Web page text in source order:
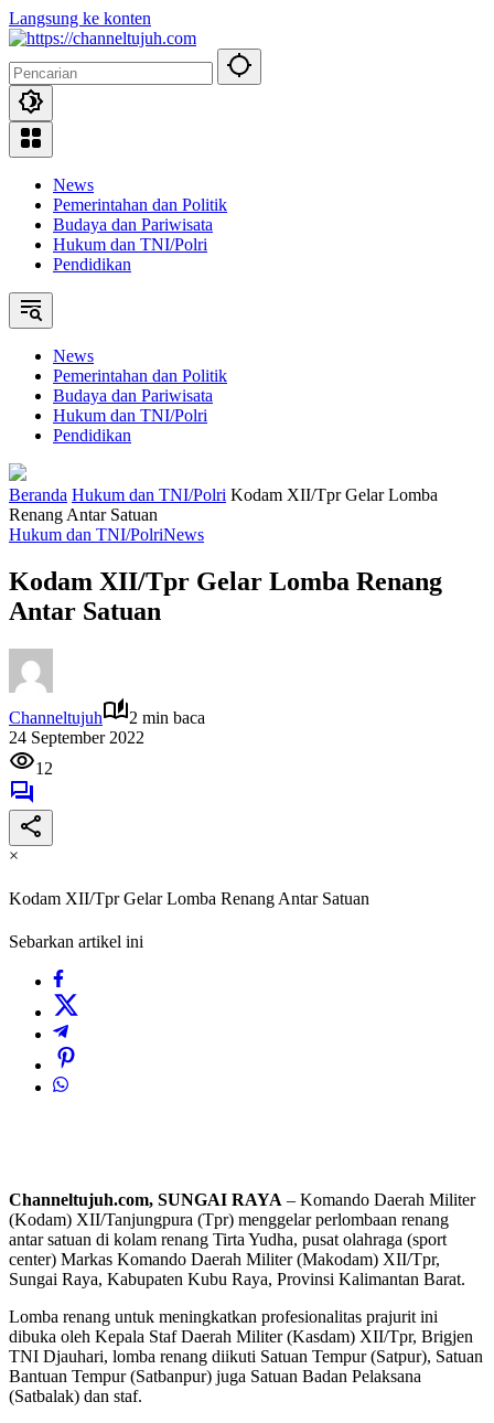
Langsung ke konten
News
Pemerintahan dan Politik
Budaya dan Pariwisata
Hukum dan TNI/Polri
Pendidikan
News
Pemerintahan dan Politik
Budaya dan Pariwisata
Hukum dan TNI/Polri
Pendidikan
Beranda Hukum dan TNI/Polri Kodam XII/Tpr Gelar Lomba
Renang Antar Satuan
Hukum dan TNI/PolriNews
Kodam XII/Tpr Gelar Lomba Renang
Antar Satuan
Channeltujuh
2 min baca
24 September 2022
12
×
Kodam XII/Tpr Gelar Lomba Renang Antar Satuan
Sebarkan artikel ini
Channeltujuh.com, SUNGAI RAYA – Komando Daerah Militer
(Kodam) XII/Tanjungpura (Tpr) menggelar perlombaan renang
antar satuan di kolam renang Tirta Yudha, pusat olahraga (sport
center) Markas Komando Daerah Militer (Makodam) XII/Tpr,
Sungai Raya, Kabupaten Kubu Raya, Provinsi Kalimantan Barat.
Lomba renang untuk meningkatkan profesionalitas prajurit ini
dibuka oleh Kepala Staf Daerah Militer (Kasdam) XII/Tpr, Brigjen
TNI Djauhari, lomba renang diikuti Satuan Tempur (Satpur), Satuan
Bantuan Tempur (Satbanpur) juga Satuan Badan Pelaksana
(Satbalak) dan staf.